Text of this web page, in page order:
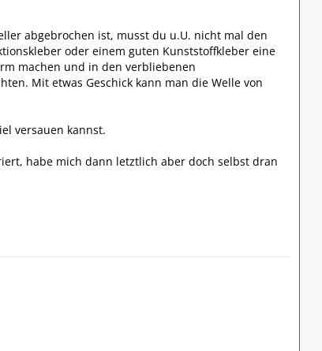
abgebrochen ist, musst du u.U. nicht mal den
oder einem guten Kunststoffkleber eine
machen und in den verbliebenen
Mit etwas Geschick kann man die Welle von
versauen kannst.
habe mich dann letztlich aber doch selbst dran